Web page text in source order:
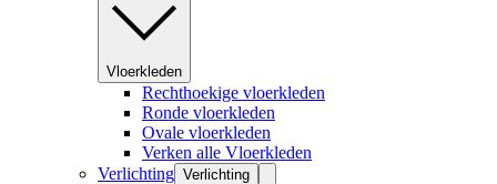
Vloerkleden
Rechthoekige vloerkleden
Ronde vloerkleden
Ovale vloerkleden
Verken alle Vloerkleden
Verlichting Verlichting